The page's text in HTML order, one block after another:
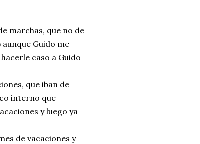
marchas, que no de
aunque Guido me
caso a Guido
que iban de
interno que
y luego ya
de vacaciones y